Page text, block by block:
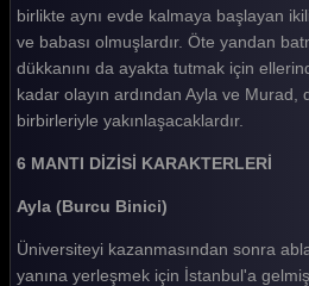
Tüm Bölümleri Göster
birlikte aynı evde kalmaya başlayan
ve babası olmuşlardır. Öte yandan
dükkanını da ayakta tutmak için
kadar olayın ardından Ayla ve Murad,
birbirleriyle yakınlaşacaklardır.
6 MANTI DİZİSİ KARAKTERLERİ
Ayla (Burcu Binici)
Üniversiteyi kazanmasından sonra
yanına yerleşmek için İstanbul'a